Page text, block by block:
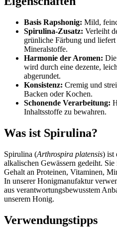
Basis Rapshonig: Mild,
Spirulina-Zusatz: Verleiht
grünliche Färbung und
Mineralstoffe.
Harmonie der Aromen:
wird durch eine dezente,
abgerundet.
Konsistenz: Cremig und
Backen oder Kochen.
Schonende Verarbeitung:
Inhaltsstoffe zu bewahren.
Was ist Spirulina?
Spirulina (Arthrospira platensis) ist
alkalischen Gewässern gedeiht.
Gehalt an Proteinen, Vitaminen,
In unserer Honigmanufaktur
aus verantwortungsbewusstem
unserem Honig.
Verwendungstipps